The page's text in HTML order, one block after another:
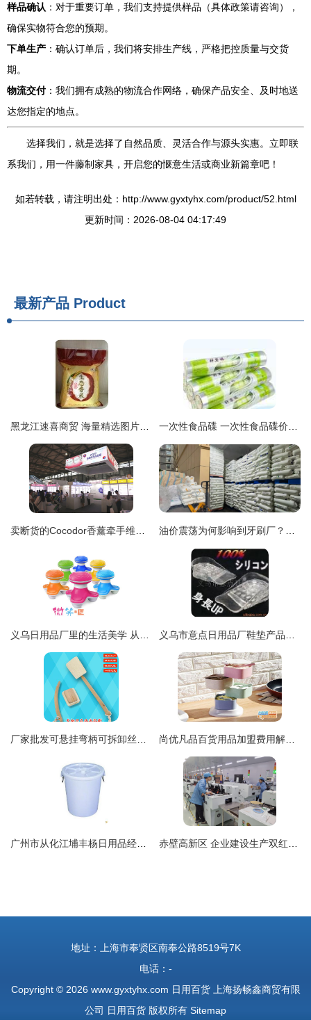
样品确认 ：对于重要订单，我们支持提供样品（具体政策请咨询），
确保实物符合您的预期。
下单生产 ：确认订单后，我们将安排生产线，严格把控质量与交货
期。
物流交付：我们拥有成熟的物流合作网络，确保产品安全、及时地送
达您指定的地点。
选择我们，就是选择了自然品质、灵活合作与源头实惠。立即联
系我们，用一件藤制家具，开启您的惬意生活或商业新篇章吧！
如若转载，请注明出处：http://www.gyxtyhx.com/product/52.html
更新时间：2026-08-04 04:17:49
最新产品 Product
地址：上海市奉贤区南奉公路8519号7K
电话：-
Copyright © 2026 www.gyxtyhx.com 日用百货
上海扬畅鑫商贸有限
公司 日用百货 版权所有 Sitemap